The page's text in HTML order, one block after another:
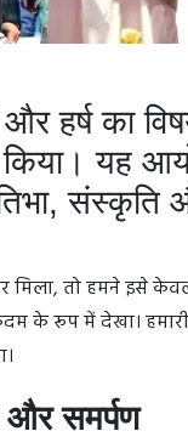
हर्ष का
यह
संस्कृति
मिला, तो हमने इसे
के रूप में देखा। हमारी
समर्पण